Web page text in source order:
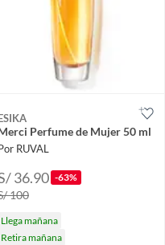
Perfume de Mujer 50 ml
RUVAL
36.90 -63%
100
Llega mañana
Retira mañana